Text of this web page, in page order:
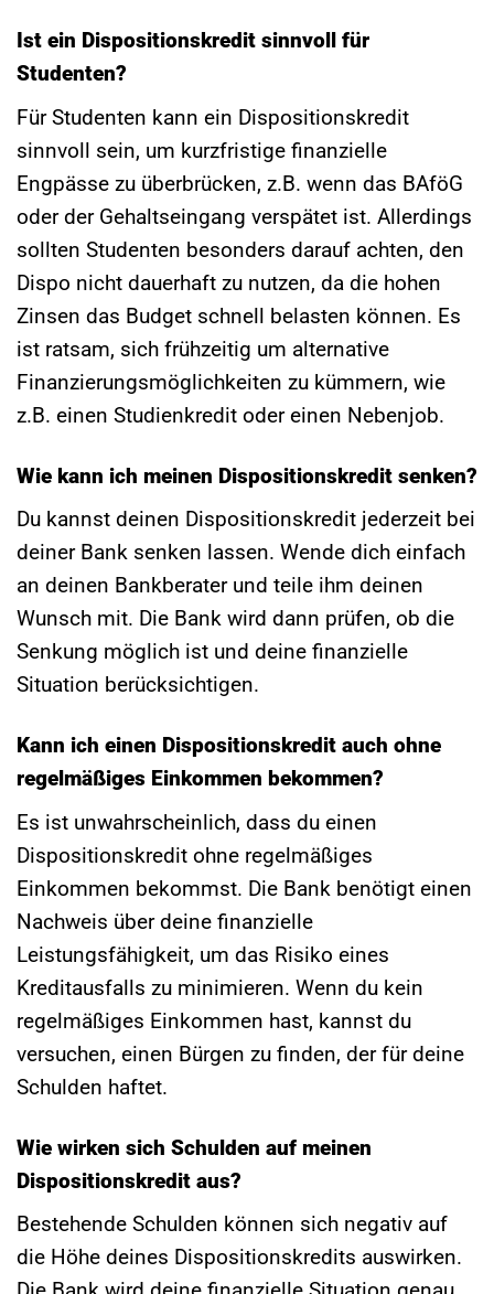
Ist ein Dispositionskredit sinnvoll für
Studenten?
Für Studenten kann ein Dispositionskredit
sinnvoll sein, um kurzfristige finanzielle
Engpässe zu überbrücken, z.B. wenn das BAföG
oder der Gehaltseingang verspätet ist. Allerdings
sollten Studenten besonders darauf achten, den
Dispo nicht dauerhaft zu nutzen, da die hohen
Zinsen das Budget schnell belasten können. Es
ist ratsam, sich frühzeitig um alternative
Finanzierungsmöglichkeiten zu kümmern, wie
z.B. einen Studienkredit oder einen Nebenjob.
Wie kann ich meinen Dispositionskredit senken?
Du kannst deinen Dispositionskredit jederzeit bei
deiner Bank senken lassen. Wende dich einfach
an deinen Bankberater und teile ihm deinen
Wunsch mit. Die Bank wird dann prüfen, ob die
Senkung möglich ist und deine finanzielle
Situation berücksichtigen.
Kann ich einen Dispositionskredit auch ohne
regelmäßiges Einkommen bekommen?
Es ist unwahrscheinlich, dass du einen
Dispositionskredit ohne regelmäßiges
Einkommen bekommst. Die Bank benötigt einen
Nachweis über deine finanzielle
Leistungsfähigkeit, um das Risiko eines
Kreditausfalls zu minimieren. Wenn du kein
regelmäßiges Einkommen hast, kannst du
versuchen, einen Bürgen zu finden, der für deine
Schulden haftet.
Wie wirken sich Schulden auf meinen
Dispositionskredit aus?
Bestehende Schulden können sich negativ auf
die Höhe deines Dispositionskredits auswirken.